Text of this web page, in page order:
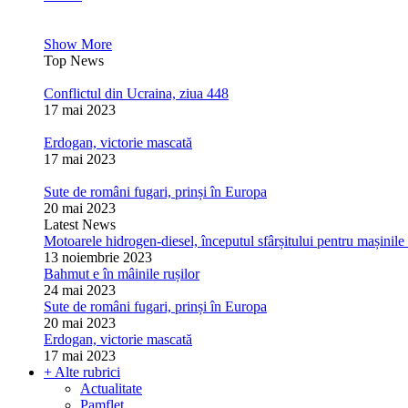
Show More
Top News
Conflictul din Ucraina, ziua 448
17 mai 2023
Erdogan, victorie mascată
17 mai 2023
Sute de români fugari, prinși în Europa
20 mai 2023
Latest News
Motoarele hidrogen-diesel, începutul sfârșitului pentru mașinile
13 noiembrie 2023
Bahmut e în mâinile rușilor
24 mai 2023
Sute de români fugari, prinși în Europa
20 mai 2023
Erdogan, victorie mascată
17 mai 2023
+ Alte rubrici
Actualitate
Pamflet